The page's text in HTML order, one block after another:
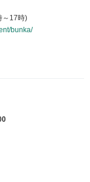
～17時)
bunka/